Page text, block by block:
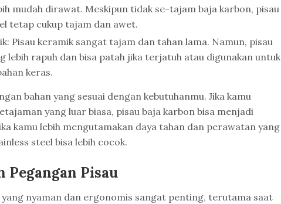
mudah dirawat. Meskipun tidak se-tajam baja karbon, pisau
tetap cukup tajam dan awet.
Pisau keramik sangat tajam dan tahan lama. Namun, pisau
lebih rapuh dan bisa patah jika terjatuh atau digunakan untuk
keras.
bahan yang sesuai dengan kebutuhanmu. Jika kamu
yang luar biasa, pisau baja karbon bisa menjadi
kamu lebih mengutamakan daya tahan dan perawatan yang
steel bisa lebih cocok.
Pegangan Pisau
yang nyaman dan ergonomis sangat penting, terutama saat